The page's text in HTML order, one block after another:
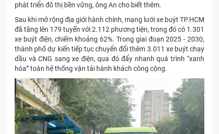
phát triển đô thị bền vững, ông An cho biết thêm.
Sau khi mở rộng địa giới hành chính, mạng lưới xe buýt TP.HCM
đã tăng lên 179 tuyến với 2.112 phương tiện, trong đó có 1.301
xe buýt điện, chiếm khoảng 62%. Trong giai đoạn 2025 - 2030,
thành phố dự kiến tiếp tục chuyển đổi thêm 3.011 xe buýt chạy
dầu và CNG sang xe điện, qua đó đẩy nhanh quá trình “xanh
hóa” toàn hệ thống vận tải hành khách công cộng.